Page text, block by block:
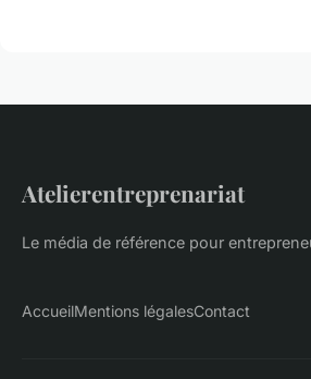
Atelierentreprenariat
Le média de référence pour
AccueilMentions légalesContact